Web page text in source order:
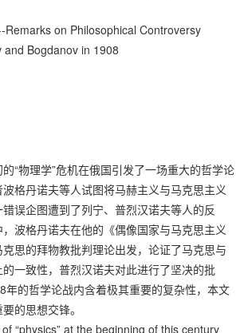
Philosophical Controversy
Bogdanov in 1908
“物理学”危机在俄国引发了一场重大的哲学论
格丹诺夫等人试图将马赫主义与马克思主义
误企图遭到了列宁、普烈汉诺夫等人的反
波格丹诺夫在他的《偶像国家与马克思主义
思的拜物教批判理论出发，论证了马克思与
一致性，普烈汉诺夫对此进行了坚决的批
年的哲学论战内含着极其重要的复杂性，本文
的思想交锋。
“physics” at the beginning of this century